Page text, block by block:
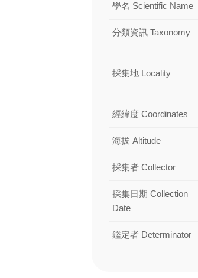
學名 Scientific Name
分類資訊 Taxonomy
採集地 Locality
經緯度 Coordinates
海拔 Altitude
採集者 Collector
採集日期 Collection
Date
鑑定者 Determinator